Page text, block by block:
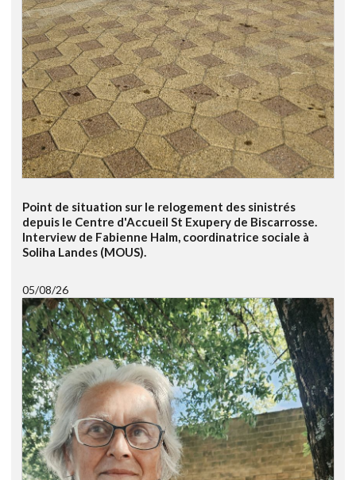
Point de situation sur le relogement des sinistrés
depuis le Centre d'Accueil St Exupery de Biscarrosse.
Interview de Fabienne Halm, coordinatrice sociale à
Soliha Landes (MOUS).
05/08/26